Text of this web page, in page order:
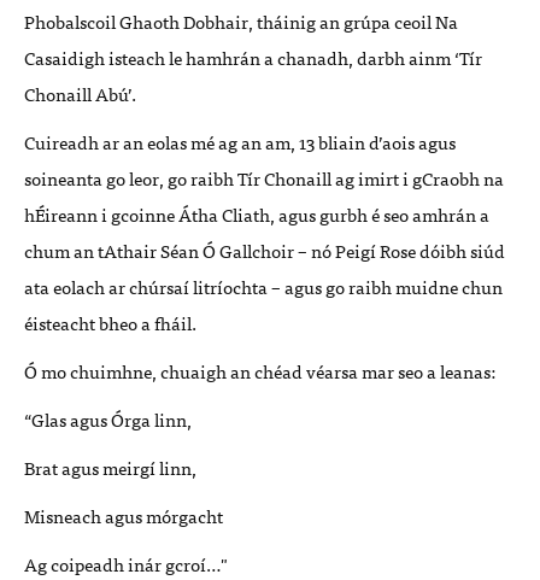
Phobalscoil Ghaoth Dobhair, tháinig an grúpa ceoil Na
Casaidigh isteach le hamhrán a chanadh, darbh ainm ‘Tír
Chonaill Abú’.
Cuireadh ar an eolas mé ag an am, 13 bliain d’aois agus
soineanta go leor, go raibh Tír Chonaill ag imirt i gCraobh na
hÉireann i gcoinne Átha Cliath, agus gurbh é seo amhrán a
chum an tAthair Séan Ó Gallchoir – nó Peigí Rose dóibh siúd
ata eolach ar chúrsaí litríochta – agus go raibh muidne chun
éisteacht bheo a fháil.
Ó mo chuimhne, chuaigh an chéad véarsa mar seo a leanas:
“Glas agus Órga linn,
Brat agus meirgí linn,
Misneach agus mórgacht
Ag coipeadh inár gcroí…"